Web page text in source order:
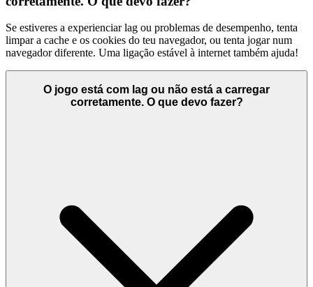
Se estiveres a experienciar lag ou problemas de desempenho, tenta
limpar a cache e os cookies do teu navegador, ou tenta jogar num
navegador diferente. Uma ligação estável à internet também ajuda!
O jogo está com lag ou não está a carregar
corretamente. O que devo fazer?